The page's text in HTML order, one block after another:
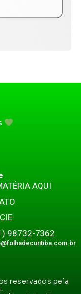
AQUI
98732-7362
reservados pela